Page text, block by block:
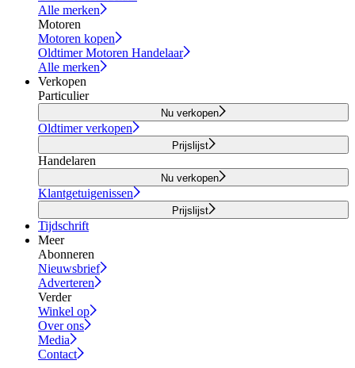
Alle merken
Motoren
Motoren kopen
Oldtimer Motoren Handelaar
Alle merken
Verkopen
Particulier
Nu verkopen
Oldtimer verkopen
Prijslijst
Handelaren
Nu verkopen
Klantgetuigenissen
Prijslijst
Tijdschrift
Meer
Abonneren
Nieuwsbrief
Adverteren
Verder
Winkel op
Over ons
Media
Contact